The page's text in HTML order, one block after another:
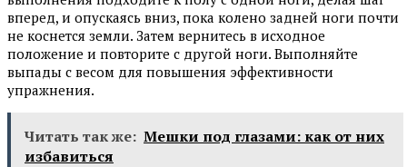
вперед, и опускаясь вниз, пока колено задней ноги почти
не коснется земли. Затем вернитесь в исходное
положение и повторите с другой ноги. Выполняйте
выпады с весом для повышения эффективности
упражнения.
Читать так же: Мешки под глазами: как от них
избавиться